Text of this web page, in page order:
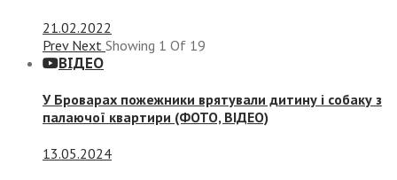
21.02.2022
Prev Next Showing 1 Of 19
ВІДЕО
У Броварах пожежники врятували дитину і собаку з
палаючої квартири (ФОТО, ВІДЕО)
13.05.2024